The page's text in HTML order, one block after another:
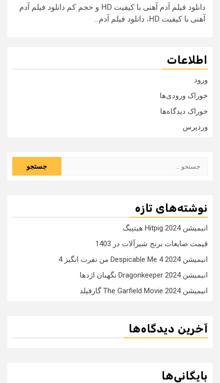
دانلود فیلم آدم آهنی با کیفیت HD و حجم کم دانلود فیلم آدم
آهنی با کیفیت HD، دانلود فیلم آدم...
اطلاعات
ورود
خوراک ورودی‌ها
خوراک دیدگاه‌ها
وردپرس
نوشته‌های تازه
انیمیشن Hitpig 2024 هیتپیگ
قیمت ضایعات برنج شیرآلات در 1403
انیمیشن Despicable Me 4 2024 من نفرت انگیز 4
انیمیشن Dragonkeeper 2024 نگهبان اژدها
انیمیشن The Garfield Movie 2024 گارفیلد
آخرین دیدگاه‌ها
بایگانی‌ها